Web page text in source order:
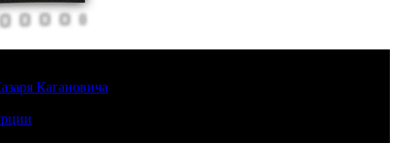
Кагановича